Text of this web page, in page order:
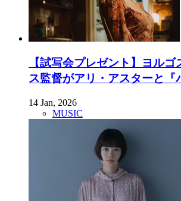
【試写会プレゼント】ヨル
ス監督がアリ・アスターと『
14 Jan, 2026
MUSIC